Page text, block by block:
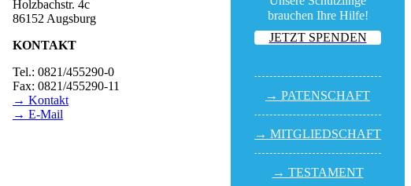
brauchen Ihre Hilfe!
JETZT SPENDEN
→ PATEN­SCHAFT
→ MITGLIED­SCHAFT
→ TESTA­MENT
Holzbachstr. 4c
86152 Augsburg
KONTAKT
Tel.: 0821/455290-0
Fax: 0821/455290-11
→ Kontakt
→ E-Mail